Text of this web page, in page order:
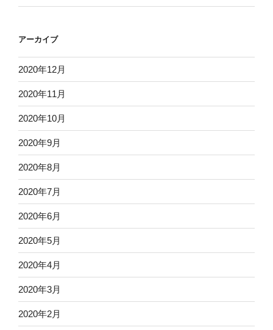
アーカイブ
2020年12月
2020年11月
2020年10月
2020年9月
2020年8月
2020年7月
2020年6月
2020年5月
2020年4月
2020年3月
2020年2月